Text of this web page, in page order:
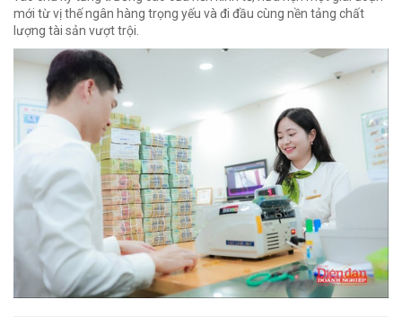
mới từ vị thế ngân hàng trọng yếu và đi đầu cùng nền tảng chất
lượng tài sản vượt trội.